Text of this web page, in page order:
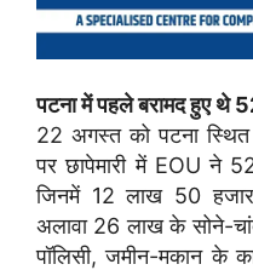
पटना में पहले बरामद हुए
22 अगस्त को पटना
पर छापेमारी में EOU ने
जिनमें 12 लाख 50
अलावा 26 लाख के सोने-
पॉलिसी, जमीन-मकान के